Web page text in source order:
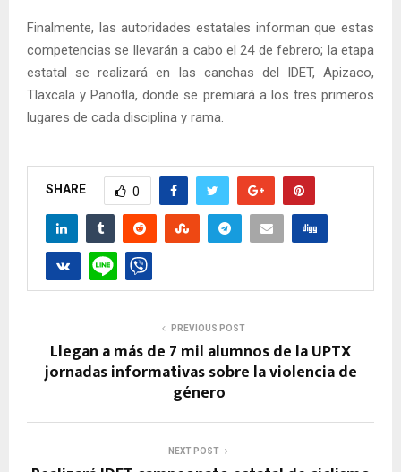
Finalmente, las autoridades estatales informan que estas
competencias se llevarán a cabo el 24 de febrero; la etapa
estatal se realizará en las canchas del IDET, Apizaco,
Tlaxcala y Panotla, donde se premiará a los tres primeros
lugares de cada disciplina y rama.
SHARE 0
PREVIOUS POST
Llegan a más de 7 mil alumnos de la UPTX
jornadas informativas sobre la violencia de
género
NEXT POST